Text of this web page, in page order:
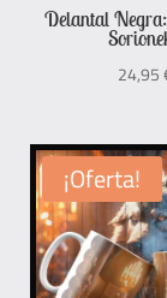
Delantal
24,95
¡Oferta!